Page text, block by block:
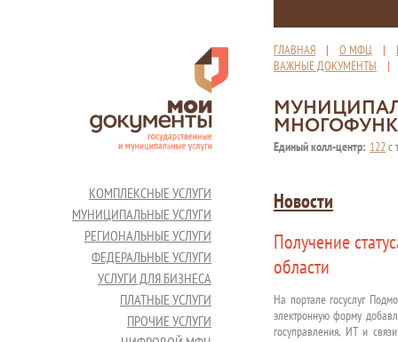
ГЛАВНАЯ | О МФЦ |
ВАЖНЫЕ ДОКУМЕНТЫ
Единый колл-центр: 122с
КОМПЛЕКСНЫЕ УСЛУГИ
МУНИЦИПАЛЬНЫЕ УСЛУГИ
РЕГИОНАЛЬНЫЕ УСЛУГИ
ФЕДЕРАЛЬНЫЕ УСЛУГИ
УСЛУГИ ДЛЯ БИЗНЕСА
ПЛАТНЫЕ УСЛУГИ
ПРОЧИЕ УСЛУГИ
Новости
Получение
области
На портале госуслуг
электронную форму
госуправления, ИТ и